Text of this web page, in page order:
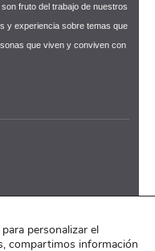
fruto del trabajo de nuestros
y experiencia sobre temas que
que viven y conviven con
personalizar el
compartimos información